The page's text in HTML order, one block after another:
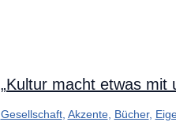
„Kultur macht etwas mit
Gesellschaft, Akzente, Bücher,